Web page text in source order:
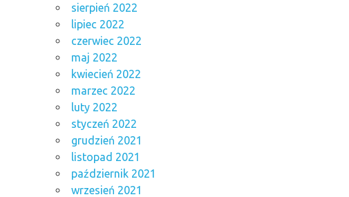
sierpień 2022
lipiec 2022
czerwiec 2022
maj 2022
kwiecień 2022
marzec 2022
luty 2022
styczeń 2022
grudzień 2021
listopad 2021
październik 2021
wrzesień 2021